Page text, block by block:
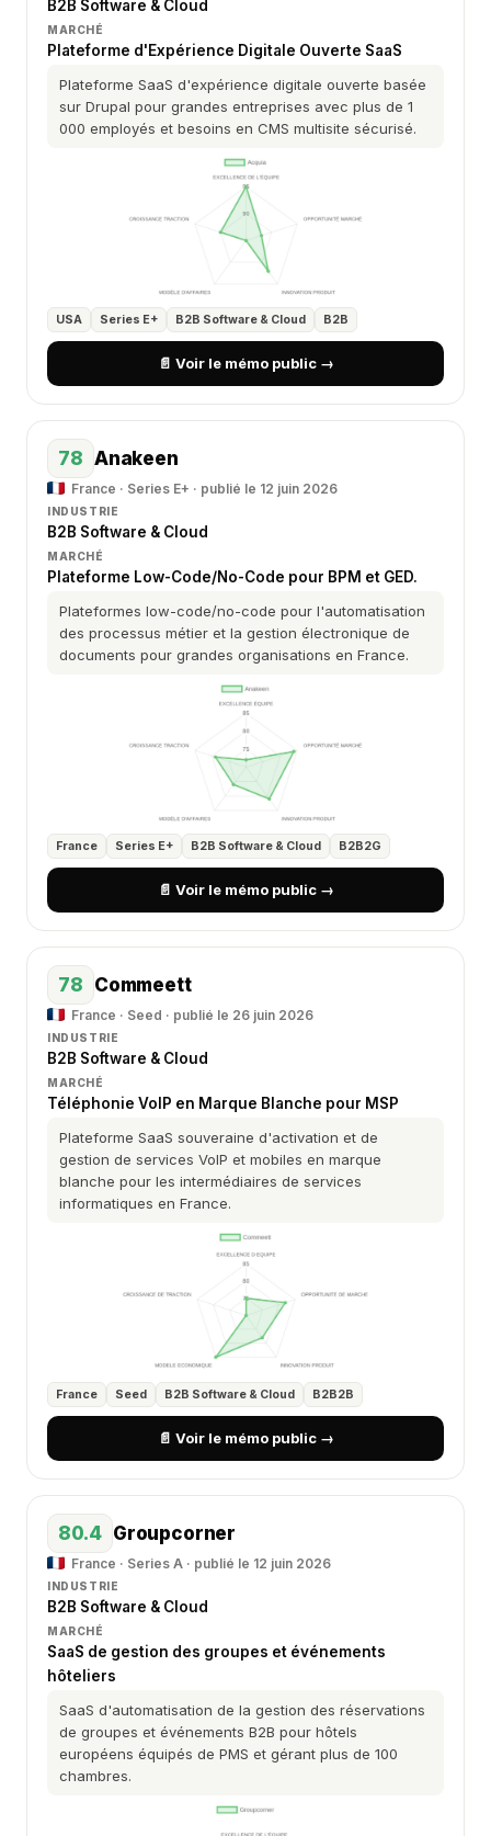
B2B Software & Cloud
MARCHÉ
Plateforme d'Expérience Digitale Ouverte SaaS
Plateforme SaaS d'expérience digitale ouverte basée
sur Drupal pour grandes entreprises avec plus de 1
000 employés et besoins en CMS multisite sécurisé.
USA Series E+ B2B Software & Cloud B2B
📄 Voir le mémo public →
78 Anakeen
France · Series E+ · publié le 12 juin 2026
INDUSTRIE
B2B Software & Cloud
MARCHÉ
Plateforme Low-Code/No-Code pour BPM et GED.
Plateformes low-code/no-code pour l'automatisation
des processus métier et la gestion électronique de
documents pour grandes organisations en France.
France Series E+ B2B Software & Cloud B2B2G
📄 Voir le mémo public →
78 Commeett
France · Seed · publié le 26 juin 2026
INDUSTRIE
B2B Software & Cloud
MARCHÉ
Téléphonie VoIP en Marque Blanche pour MSP
Plateforme SaaS souveraine d'activation et de
gestion de services VoIP et mobiles en marque
blanche pour les intermédiaires de services
informatiques en France.
France Seed B2B Software & Cloud B2B2B
📄 Voir le mémo public →
80.4 Groupcorner
France · Series A · publié le 12 juin 2026
INDUSTRIE
B2B Software & Cloud
MARCHÉ
SaaS de gestion des groupes et événements
hôteliers
SaaS d'automatisation de la gestion des réservations
de groupes et événements B2B pour hôtels
européens équipés de PMS et gérant plus de 100
chambres.